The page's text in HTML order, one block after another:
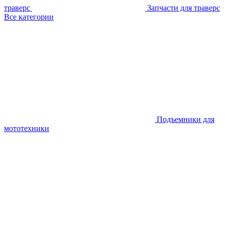
траверс
Запчасти для траверс
Все категории
Подъемники для
мототехники